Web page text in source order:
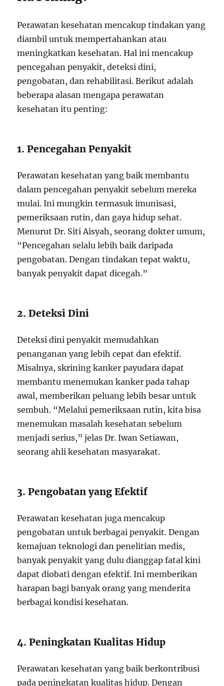
Perawatan kesehatan mencakup tindakan yang
diambil untuk mempertahankan atau
meningkatkan kesehatan. Hal ini mencakup
pencegahan penyakit, deteksi dini,
pengobatan, dan rehabilitasi. Berikut adalah
beberapa alasan mengapa perawatan
kesehatan itu penting:
1. Pencegahan Penyakit
Perawatan kesehatan yang baik membantu
dalam pencegahan penyakit sebelum mereka
mulai. Ini mungkin termasuk imunisasi,
pemeriksaan rutin, dan gaya hidup sehat.
Menurut Dr. Siti Aisyah, seorang dokter umum,
“Pencegahan selalu lebih baik daripada
pengobatan. Dengan tindakan tepat waktu,
banyak penyakit dapat dicegah.”
2. Deteksi Dini
Deteksi dini penyakit memudahkan
penanganan yang lebih cepat dan efektif.
Misalnya, skrining kanker payudara dapat
membantu menemukan kanker pada tahap
awal, memberikan peluang lebih besar untuk
sembuh. “Melalui pemeriksaan rutin, kita bisa
menemukan masalah kesehatan sebelum
menjadi serius,” jelas Dr. Iwan Setiawan,
seorang ahli kesehatan masyarakat.
3. Pengobatan yang Efektif
Perawatan kesehatan juga mencakup
pengobatan untuk berbagai penyakit. Dengan
kemajuan teknologi dan penelitian medis,
banyak penyakit yang dulu dianggap fatal kini
dapat diobati dengan efektif. Ini memberikan
harapan bagi banyak orang yang menderita
berbagai kondisi kesehatan.
4. Peningkatan Kualitas Hidup
Perawatan kesehatan yang baik berkontribusi
pada peningkatan kualitas hidup. Dengan